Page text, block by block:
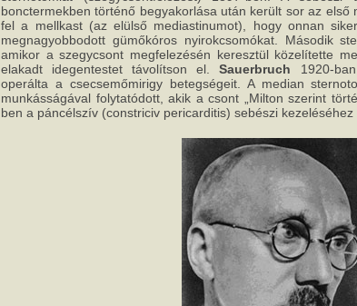
bonctermekben történő begyakorlása után került sor az első
fel a mellkast (az elülső mediastinumot), hogy onnan
megnagyobbodott gümőkóros nyirokcsomókat. Második
amikor a szegycsont megfelezésén keresztül közelítette
elakadt idegentestet távolítson el.Sauerbruch 1920-
operálta a csecsemőmirigy betegségeit. A median
munkásságával folytatódott, akik a csont „Milton szerint
ben a páncélszív (constriciv pericarditis) sebészi